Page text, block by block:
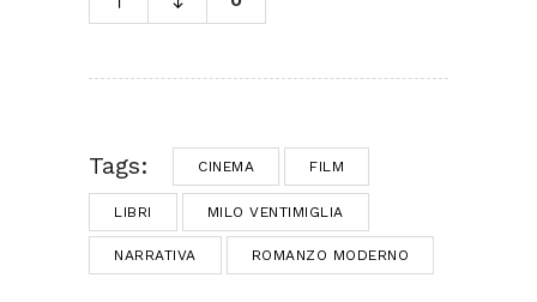
Tags: CINEMA FILM
LIBRI MILO VENTIMIGLIA
NARRATIVA ROMANZO MODERNO